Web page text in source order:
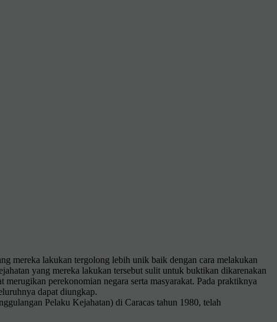
mereka lakukan tergolong lebih unik baik dengan cara melakukan
yang mereka lakukan tersebut sulit untuk buktikan dikarenakan
perekonomian negara serta masyarakat. Pada praktiknya
dapat diungkap.
Pelaku Kejahatan) di Caracas tahun 1980, telah